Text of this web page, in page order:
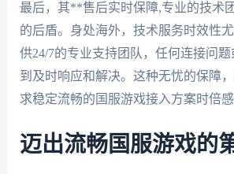
最后，其**售后实时保障,专业的技术
的后盾。身处海外，技术服务时效性
供24/7的专业支持团队，任何连接问
到及时响应和解决。这种无忧的保障
求稳定流畅的国服游戏接入方案时倍感
迈出流畅国服游戏的